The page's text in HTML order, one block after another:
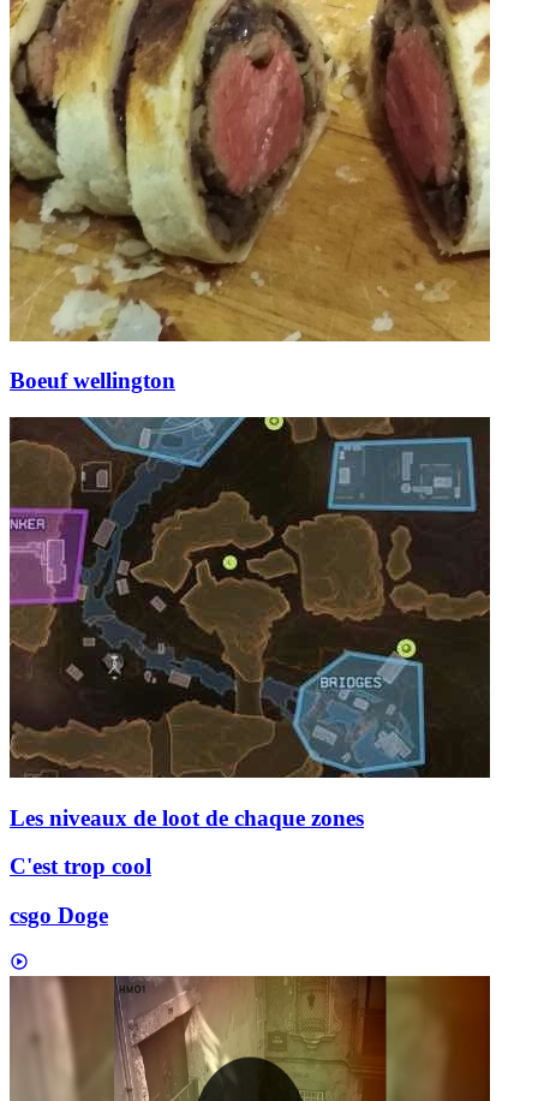
Boeuf wellington
Les niveaux de loot de chaque zones
C'est trop cool
csgo Doge